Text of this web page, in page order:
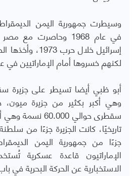
وسيطرت جمهورية اليمن
في عام 1968 وحاصرت
لكنهم خسروها أمام الإماراتيين في عام
أبو ظبي أيضا تسيطر على
وهي أكبر بكثير من جزيرة
سقطرى حوالي
تاريخيًا، كانت الجزيرة جزءًا من
جزءًا من جمهورية اليمن
الإماراتيون قاعدة عسكرية
الاستخبارية عن الحركة البحرية في